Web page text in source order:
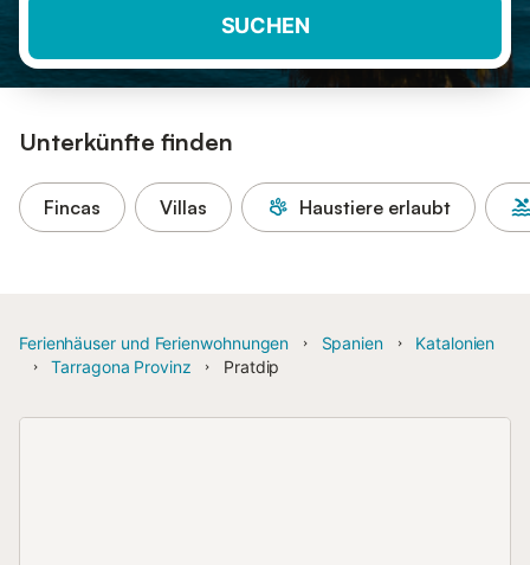
SUCHEN
Unterkünfte finden
Fincas Villas Haustiere erlaubt
Ferienhäuser und Ferienwohnungen Spanien
Katalonien
Tarragona Provinz
Pratdip